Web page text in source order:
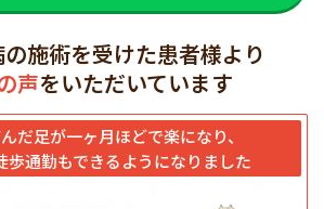
施術を受けた患者様より
声をいただいています
だ足が一ヶ月ほどで楽になり、
歩通勤もできるようになりました